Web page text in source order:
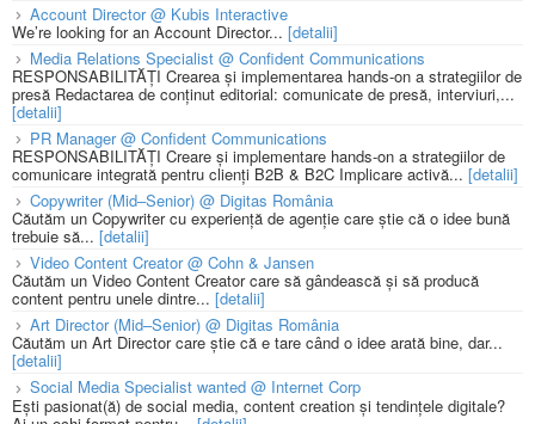
Account Director @ Kubis Interactive
We’re looking for an Account Director... [detalii]
Media Relations Specialist @ Confident Communications
RESPONSABILITĂȚI Crearea și implementarea hands-on a strategiilor de
presă Redactarea de conținut editorial: comunicate de presă, interviuri,...
[detalii]
PR Manager @ Confident Communications
RESPONSABILITĂȚI Creare și implementare hands-on a strategiilor de
comunicare integrată pentru clienți B2B & B2C Implicare activă... [detalii]
Copywriter (Mid–Senior) @ Digitas România
Căutăm un Copywriter cu experiență de agenție care știe că o idee bună
trebuie să... [detalii]
Video Content Creator @ Cohn & Jansen
Căutăm un Video Content Creator care să gândească și să producă
content pentru unele dintre... [detalii]
Art Director (Mid–Senior) @ Digitas România
Căutăm un Art Director care știe că e tare când o idee arată bine, dar...
[detalii]
Social Media Specialist wanted @ Internet Corp
Ești pasionat(ă) de social media, content creation și tendințele digitale?